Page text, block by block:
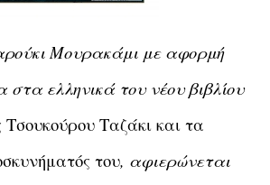
Μουρακάμι με αφορμή
στα ελληνικά του νέου βιβλίου
Ταζάκι και τα
του, αφιερώνεται